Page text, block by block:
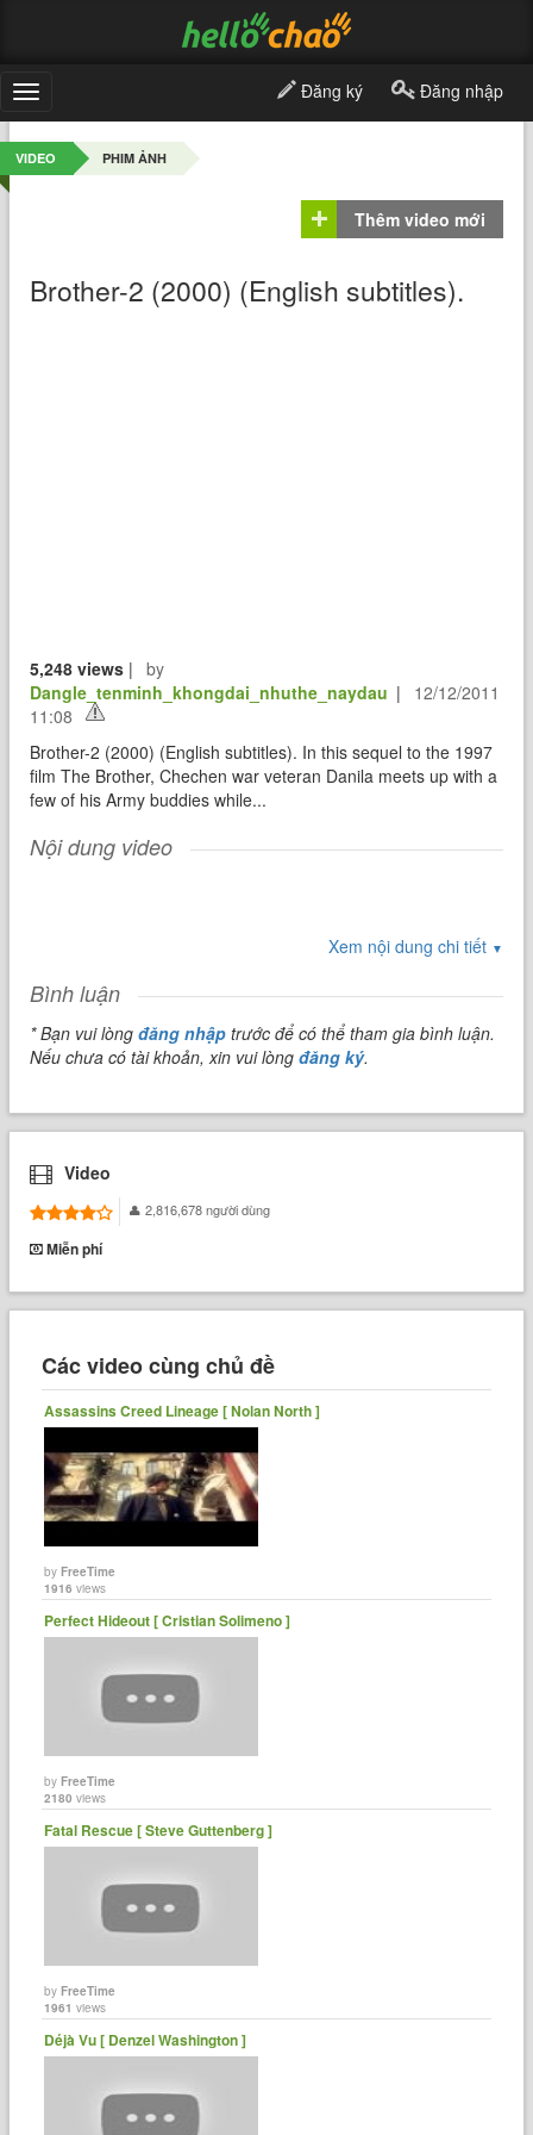
Toggle
navigation
Đăng ký Đăng nhập
VIDEO PHIM ẢNH
Thêm video mới
Brother-2 (2000) (English subtitles).
5,248 views |
by
Dangle_tenminh_khongdai_nhuthe_naydau |
12/12/2011
11:08
Brother-2 (2000) (English subtitles). In this sequel to the 1997
film The Brother, Chechen war veteran Danila meets up with a
few of his Army buddies while...
Nội dung video
Xem nội dung chi tiết ▼
Bình luận
* Bạn vui lòngđăng nhập trước để có thể tham gia bình luận.
Nếu chưa có tài khoản, xin vui lòngđăng ký.
Video
2,816,678 người dùng
Miễn phí
Các video cùng chủ đề
Assassins Creed Lineage [ Nolan North ]
byFreeTime
1916 views
Perfect Hideout [ Cristian Solimeno ]
byFreeTime
2180 views
Fatal Rescue [ Steve Guttenberg ]
byFreeTime
1961 views
Déjà Vu [ Denzel Washington ]